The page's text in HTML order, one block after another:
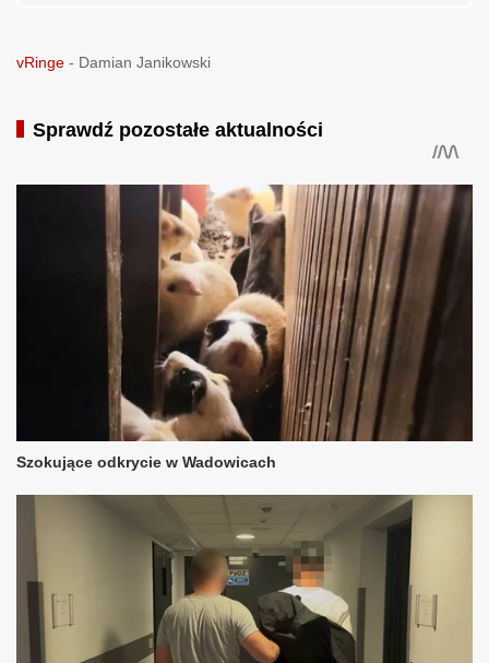
vRinge - Damian Janikowski
Sprawdź pozostałe aktualności